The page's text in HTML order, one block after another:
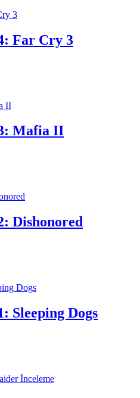
Far Cry 3
Mafia II
Dishonored
Sleeping Dogs